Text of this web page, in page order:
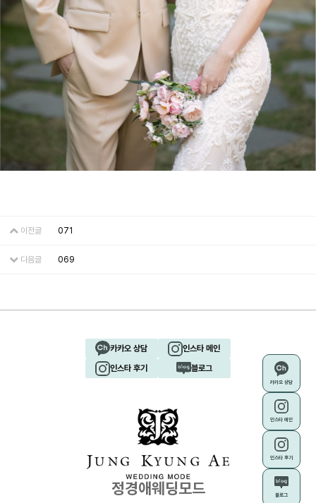
이전글 071
다음글 069
카카오 상담
인스타 메인
인스타 후기
블로그
정경애웨딩모드
카카오 상담
인스타 메인
인스타 후기
블로그